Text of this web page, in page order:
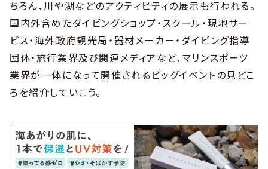
ちろん、川や湖などのアクティビティの展示も行われる。
国内外含めたダイビングショップ・スクール・現地サー
ビス・海外政府観光局・器材メーカー・ダイビング指導
団体・旅行業界及び関連メディアなど、マリンスポーツ
業界が一体になって開催されるビッグイベントの見どこ
ろを紹介していこう。